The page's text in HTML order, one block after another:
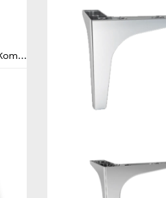
H
avalı El Aletleri Parçaları & Kompresör Yedek Parçaları